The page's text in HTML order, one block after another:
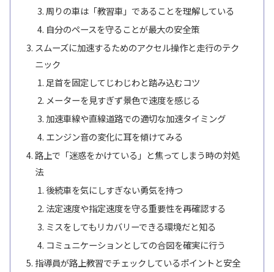
周りの車は「教習車」であることを理解している
自分のペースを守ることが最大の安全策
スムーズに加速するためのアクセル操作と走行のテク
ニック
足首を固定してじわじわと踏み込むコツ
メーターを見すぎず景色で速度を感じる
加速車線や直線道路での適切な加速タイミング
エンジン音の変化に耳を傾けてみる
路上で「迷惑をかけている」と焦ってしまう時の対処
法
後続車を気にしすぎない勇気を持つ
法定速度や指定速度を守る重要性を再確認する
ミスをしてもリカバリーできる環境だと知る
コミュニケーションとしての合図を確実に行う
指導員が路上教習でチェックしているポイントと安全